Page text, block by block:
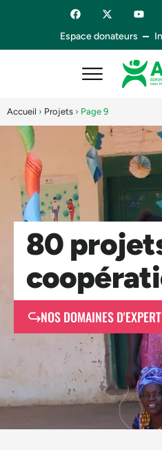
Espace donateurs
Accueil › Projets › Page 9
80
NOS DOMAINES